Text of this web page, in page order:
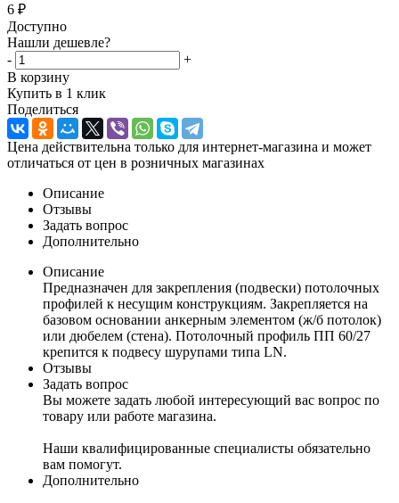
6 ₽
Доступно
Нашли дешевле?
-
+
В корзину
Купить в 1 клик
Поделиться
Цена действительна только для интернет-магазина и может
отличаться от цен в розничных магазинах
Описание
Отзывы
Задать вопрос
Дополнительно
Описание
Предназначен для закрепления (подвески) потолочных
профилей к несущим конструкциям. Закрепляется на
базовом основании анкерным элементом (ж/б потолок)
или дюбелем (стена). Потолочный профиль ПП 60/27
крепится к подвесу шурупами типа LN.
Отзывы
Задать вопрос
Вы можете задать любой интересующий вас вопрос по
товару или работе магазина.
Наши квалифицированные специалисты обязательно
вам помогут.
Дополнительно